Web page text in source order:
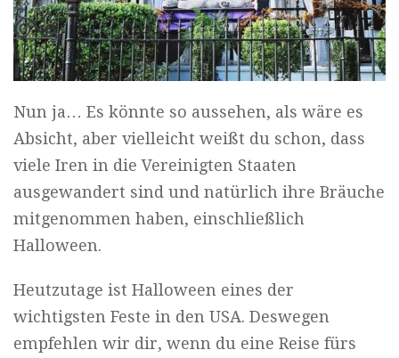
Nun ja… Es könnte so aussehen, als wäre es
Absicht, aber vielleicht weißt du schon, dass
viele Iren in die Vereinigten Staaten
ausgewandert sind und natürlich ihre Bräuche
mitgenommen haben, einschließlich
Halloween.
Heutzutage ist Halloween eines der
wichtigsten Feste in den USA. Deswegen
empfehlen wir dir, wenn du eine Reise fürs